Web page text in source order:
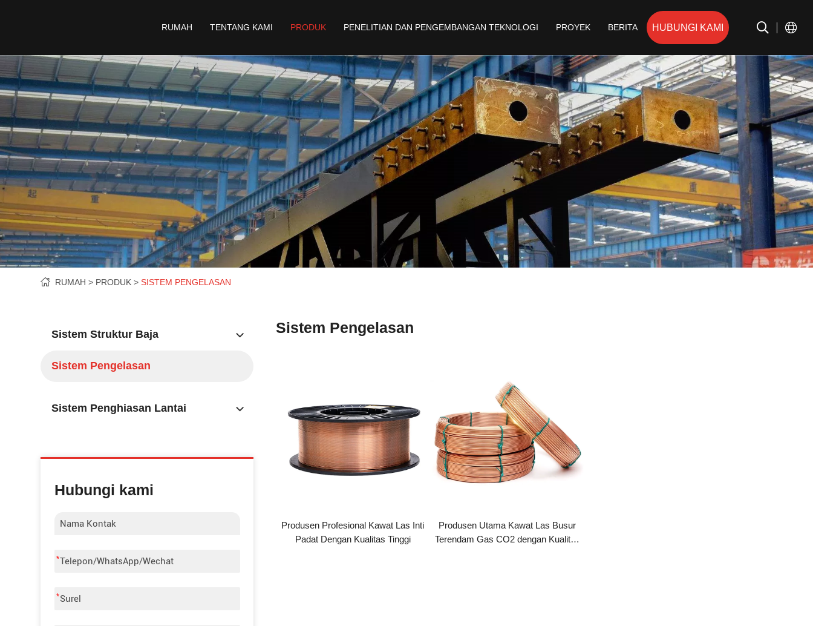
RUMAH TENTANG KAMI PRODUK PENELITIAN DAN PENGEMBANGAN TEKNOLOGI PROYEK BERITA HUBUNGI KAMI
RUMAH PRODUK SISTEM PENGELASAN
Sistem Struktur Baja
Sistem Pengelasan
Sistem Penghiasan Lantai
Hubungi kami
*
*
Sistem Pengelasan
Produsen Profesional Kawat Las Inti
Padat Dengan Kualitas Tinggi
Produsen Utama Kawat Las Busur
Terendam Gas CO2 dengan Kualitas